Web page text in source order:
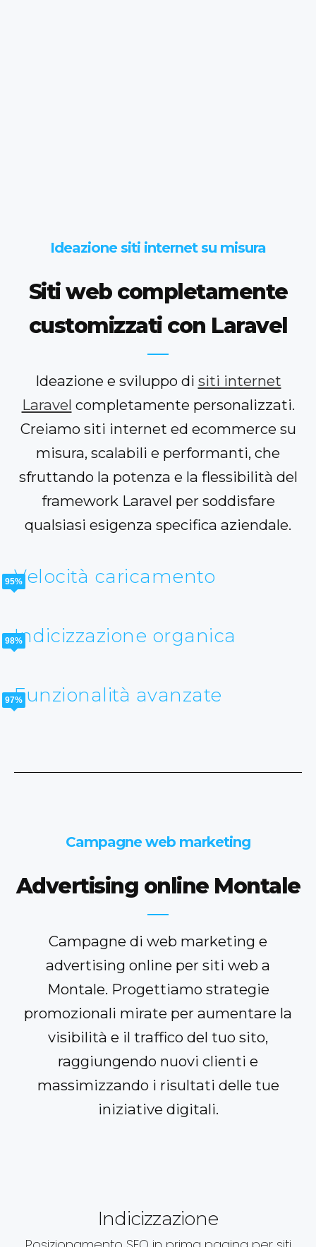
Ideazione siti internet su misura
Siti web completamente
customizzati con Laravel
Ideazione e sviluppo di siti internet
Laravel completamente personalizzati.
Creiamo siti internet ed ecommerce su
misura, scalabili e performanti, che
sfruttando la potenza e la flessibilità del
framework Laravel per soddisfare
qualsiasi esigenza specifica aziendale.
Velocità caricamento
95%
Indicizzazione organica
98%
Funzionalità avanzate
97%
Campagne web marketing
Advertising online Montale
Campagne di web marketing e
advertising online per siti web a
Montale. Progettiamo strategie
promozionali mirate per aumentare la
visibilità e il traffico del tuo sito,
raggiungendo nuovi clienti e
massimizzando i risultati delle tue
iniziative digitali.
Indicizzazione